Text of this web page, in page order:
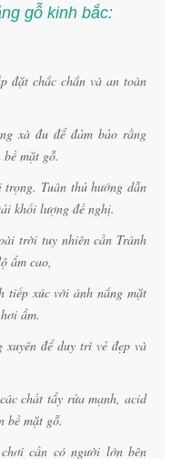
gỗ kinh bắc:
đặt chắc chắn và an toàn
xà đu để đảm bảo rằng
mặt gỗ.
Tuân thủ hướng dẫn
khối lượng đề nghị.
trời tuy nhiên cần Tránh
ẩm cao,
tiếp xúc với ánh nắng mặt
ẩm.
xuyên để duy trì vẻ đẹp và
chất tẩy rửa mạnh, acid
bề mặt gỗ.
cần có người lớn bên